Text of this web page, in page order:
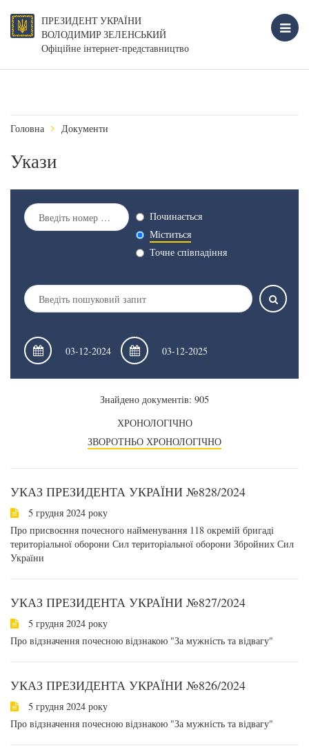
ПРЕЗИДЕНТ УКРАЇНИ
ВОЛОДИМИР ЗЕЛЕНСЬКИЙ
Офіційне інтернет-представництво
Головна Документи
Укази
Починається
Міститься
Точне співпадіння
Знайдено документів: 905
ХРОНОЛОГІЧНО
ЗВОРОТНЬО ХРОНОЛОГІЧНО
УКАЗ ПРЕЗИДЕНТА УКРАЇНИ №828/2024
5 грудня 2024 року
Про присвоєння почесного найменування 118 окремій бригаді
територіальної оборони Сил територіальної оборони Збройних Сил
України
УКАЗ ПРЕЗИДЕНТА УКРАЇНИ №827/2024
5 грудня 2024 року
Про відзначення почесною відзнакою "За мужність та відвагу"
УКАЗ ПРЕЗИДЕНТА УКРАЇНИ №826/2024
5 грудня 2024 року
Про відзначення почесною відзнакою "За мужність та відвагу"